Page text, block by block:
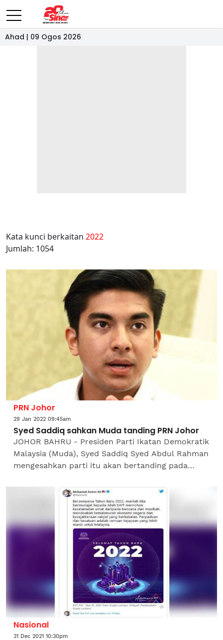
Ahad | 09 Ogos 2026
Kata kunci berkaitan 2022
Jumlah: 1054
PRN Johor
29 Jan 2022 09:45am
Syed Saddiq sahkan Muda tanding PRN Johor
JOHOR BAHRU - Presiden Parti Ikatan Demokratik
Malaysia (Muda), Syed Saddiq Syed Abdul Rahman
mengesahkan parti itu akan bertanding pada
juga Ahli...
Nasional
31 Dec 2021 10:30pm